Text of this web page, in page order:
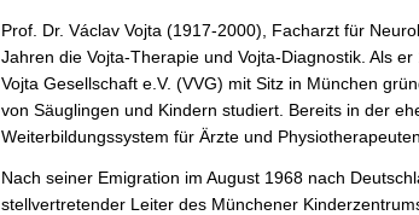
Prof. Dr. Václav Vojta (1917-2000), Facharzt für
Jahren die Vojta-Therapie und Vojta-Diagnostik. Als
Vojta Gesellschaft e.V. (VVG) mit Sitz in München
von Säuglingen und Kindern studiert. Bereits in der
Weiterbildungssystem für Ärzte und
Nach seiner Emigration im August 1968 nach
stellvertretender Leiter des Münchener